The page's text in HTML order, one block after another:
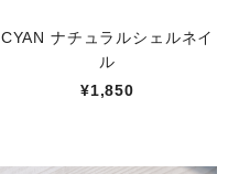
CYAN ナチュラルシェルネイ
ル
¥1,850